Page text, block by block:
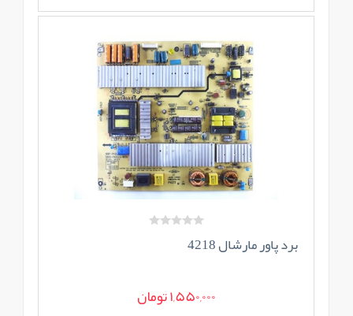
برد پاور مارشال 4218
1,550,000 تومان